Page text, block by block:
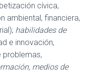
cívica,
ambiental, financiera,
habilidades de
e innovación,
problemas,
medios de